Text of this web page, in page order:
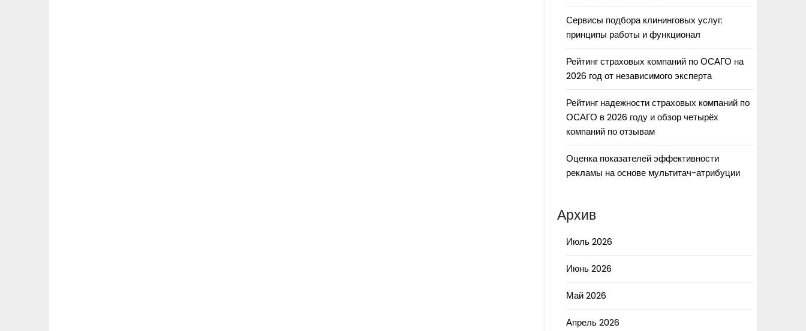
Сервисы подбора клининговых услуг:
принципы работы и функционал
Рейтинг страховых компаний по ОСАГО на
2026 год от независимого эксперта
Рейтинг надежности страховых компаний по
ОСАГО в 2026 году и обзор четырёх
компаний по отзывам
Оценка показателей эффективности
рекламы на основе мультитач-атрибуции
Архив
Июль 2026
Июнь 2026
Май 2026
Апрель 2026